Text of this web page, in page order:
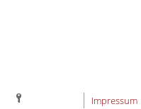
Impressum